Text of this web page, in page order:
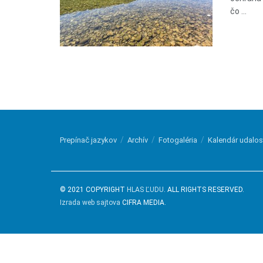
čo ...
Prepínač jazykov Archív Fotogaléria Kalendár
© 2021 COPYRIGHT HLAS ĽUDU. ALL RIGHTS RESERVED.
Izrada web sajtova CIFRA MEDIA.